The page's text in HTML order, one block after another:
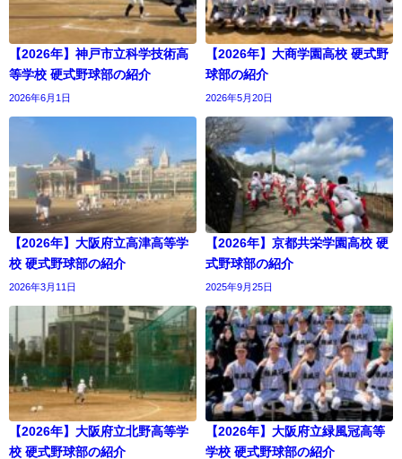
【2026年】神戸市立科学技術高
等学校 硬式野球部の紹介
2026年6月1日
【2026年】大商学園高校 硬式野
球部の紹介
2026年5月20日
【2026年】大阪府立高津高等学
校 硬式野球部の紹介
2026年3月11日
【2026年】京都共栄学園高校 硬
式野球部の紹介
2025年9月25日
【2026年】大阪府立北野高等学
校 硬式野球部の紹介
【2026年】大阪府立緑風冠高等
学校 硬式野球部の紹介